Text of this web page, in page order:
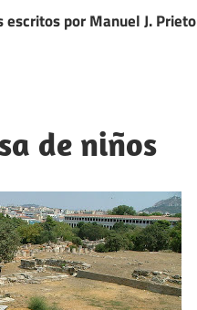
escritos por Manuel J. Prieto
de niños